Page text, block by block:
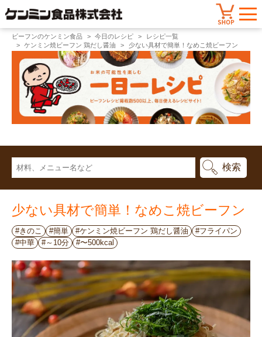
ビーフンのケンミン食品 今日のレシピ
レシピ一覧
ケンミン焼ビーフン 鶏だし醤油
少ない具材で簡単！なめこ焼ビーフン
少ない具材で簡単！なめこ焼ビーフン
#きのこ #簡単 #ケンミン焼ビーフン 鶏だし醤油
#フライパン
#中華
#～10分 #〜500kcal